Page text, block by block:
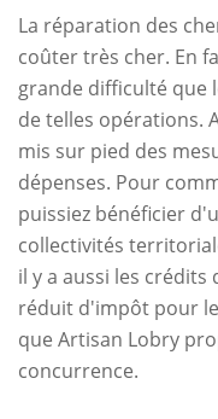
La réparation des
coûter très cher. En
grande difficulté que
de telles opérations.
mis sur pied des
dépenses. Pour
puissiez bénéficier
collectivités
il y a aussi les
réduit d'impôt pour
que Artisan Lobry
concurrence.